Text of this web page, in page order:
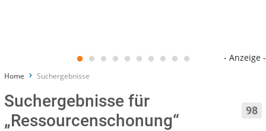
- Anzeige -
Home Suchergebnisse
Suchergebnisse für
„Ressourcenschonung“
98